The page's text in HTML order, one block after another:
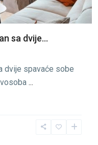
sa dvije...
dvije spavaće sobe
...